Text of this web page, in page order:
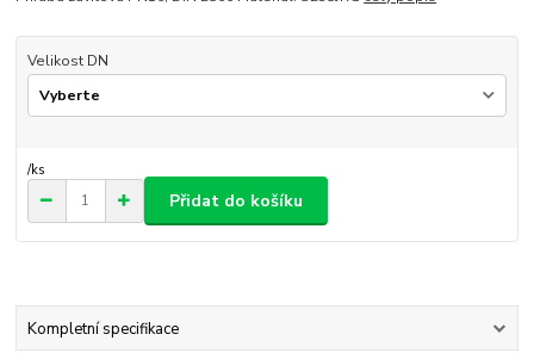
Velikost DN
/ks
Přidat do košíku
Kompletní specifikace